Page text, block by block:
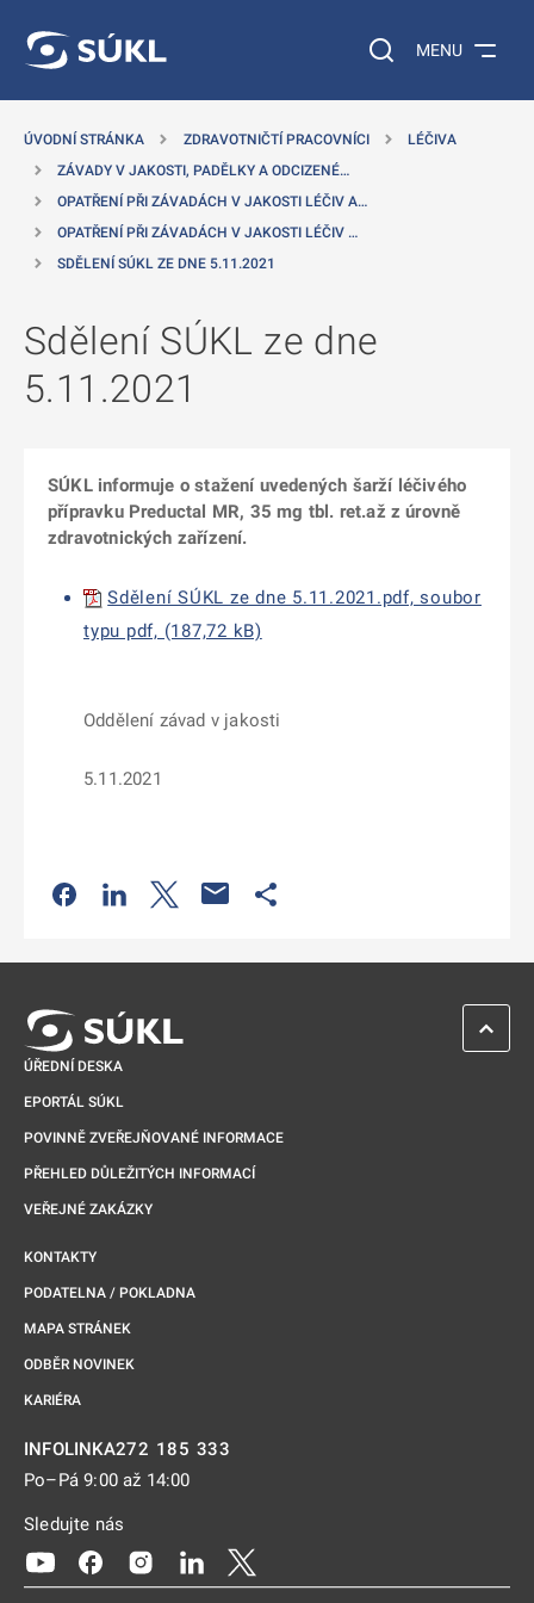
Vyhledávání na
MENU
ÚVODNÍ STRÁNKA ZDRAVOTNIČTÍ PRACOVNÍCI
LÉČIVA
ZÁVADY V JAKOSTI, PADĚLKY A ODCIZENÉ…
OPATŘENÍ PŘI ZÁVADÁCH V JAKOSTI LÉČIV A…
OPATŘENÍ PŘI ZÁVADÁCH V JAKOSTI LÉČIV …
SDĚLENÍ SÚKL ZE DNE 5.11.2021
Sdělení SÚKL ze dne
5.11.2021
SÚKL informuje o stažení uvedených šarží léčivého
přípravku Preductal MR, 35 mg tbl. ret.až z úrovně
zdravotnických zařízení.
Sdělení SÚKL ze dne 5.11.2021.pdf, soubor
typu pdf, (187,72 kB)
Oddělení závad v jakosti
5.11.2021
Odkaz se otevře na nové kartě
Odkaz se otevře na nové kartě
Odkaz se otevře na nové kartě
ÚŘEDNÍ DESKA
EPORTÁL SÚKL
POVINNĚ ZVEŘEJŇOVANÉ INFORMACE
PŘEHLED DŮLEŽITÝCH INFORMACÍ
VEŘEJNÉ ZAKÁZKY
KONTAKTY
PODATELNA / POKLADNA
MAPA STRÁNEK
ODBĚR NOVINEK
KARIÉRA
INFOLINKA272 185 333
Po–Pá 9:00 až 14:00
Sledujte nás
Odkaz se otevře na nové kartě
Odkaz se otevře na nové kartě
Odkaz se otevře na nové kartě
Odkaz se otevře na nové kartě
ZPĚT